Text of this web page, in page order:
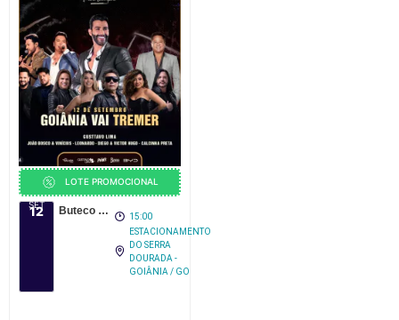
LOTE PROMOCIONAL
12
SET Buteco Goiânia 2026
15:00
ESTACIONAMENTO
DO SERRA
DOURADA -
GOIÂNIA / GO